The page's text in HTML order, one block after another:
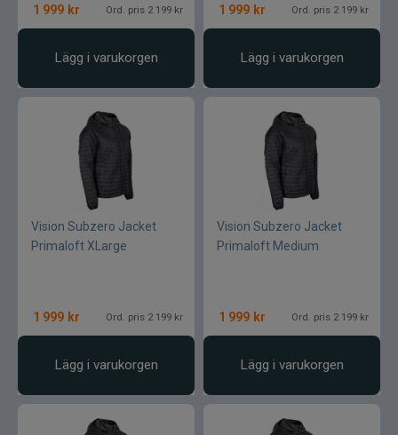
1 999 kr Ord. pris 2 199 kr
Lägg i varukorgen
1 999 kr Ord. pris 2 199 kr
Lägg i varukorgen
Vision Subzero Jacket
Primaloft XLarge
1 999 kr Ord. pris 2 199 kr
Lägg i varukorgen
Vision Subzero Jacket
Primaloft Medium
1 999 kr Ord. pris 2 199 kr
Lägg i varukorgen